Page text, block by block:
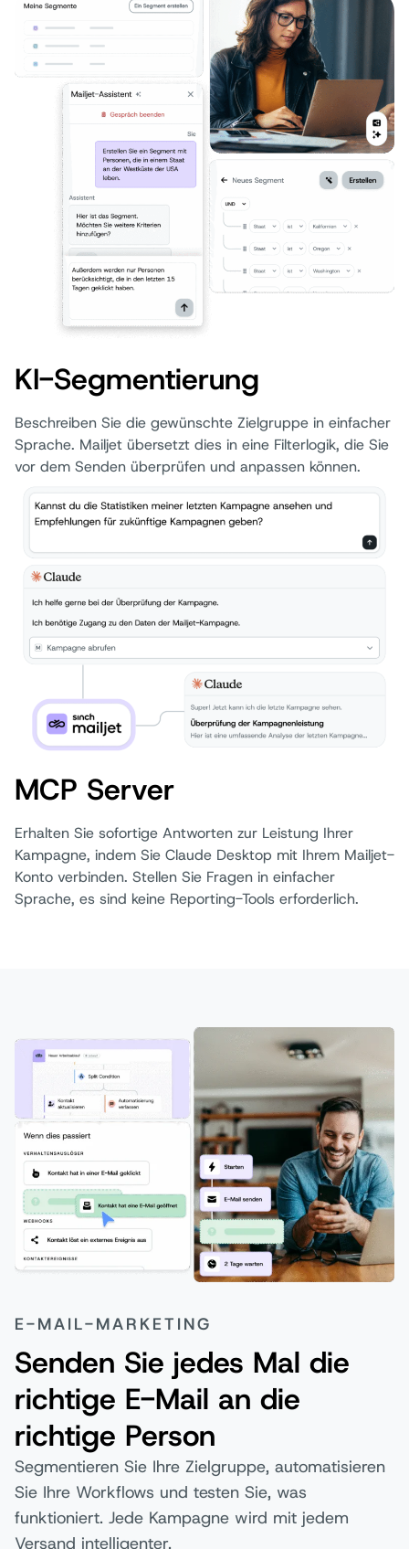
KI-Segmentierung
Beschreiben Sie die gewünschte Zielgruppe in einfacher
Sprache. Mailjet übersetzt dies in eine Filterlogik, die Sie
vor dem Senden überprüfen und anpassen können.
MCP Server
Erhalten Sie sofortige Antworten zur Leistung Ihrer
Kampagne, indem Sie Claude Desktop mit Ihrem Mailjet-
Konto verbinden. Stellen Sie Fragen in einfacher
Sprache, es sind keine Reporting-Tools erforderlich.
E-MAIL-MARKETING
Senden Sie jedes Mal die
richtige E-Mail an die
richtige Person
Segmentieren Sie Ihre Zielgruppe, automatisieren
Sie Ihre Workflows und testen Sie, was
funktioniert. Jede Kampagne wird mit jedem
Versand intelligenter.